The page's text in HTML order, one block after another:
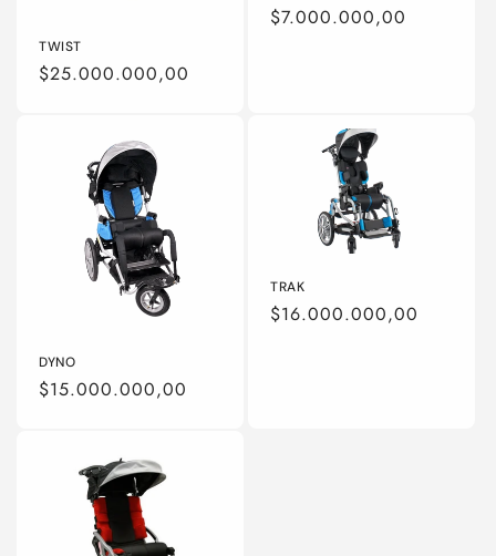
TWIST
Precio
$25.000.000,00
Precio
$7.000.000,00
DYNO
Precio
$15.000.000,00
TRAK
Precio
$16.000.000,00